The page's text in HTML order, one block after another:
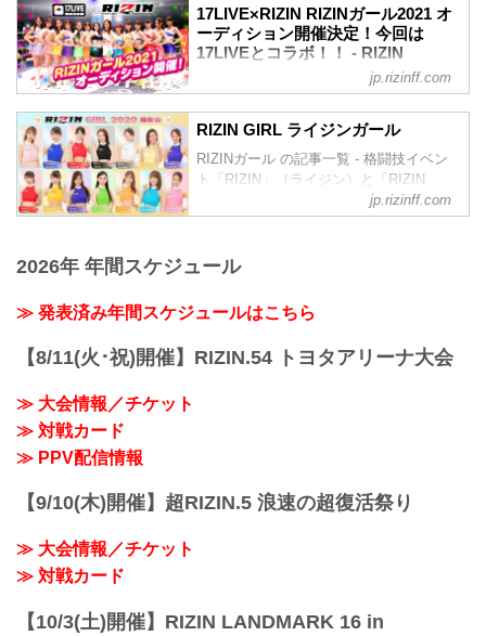
MISSCON 2021』での合格者2名と主催者
推薦枠を含め、最終的には11〜13名とな
る予定だ。
応募総数は約3,000人！イチナナライバー
達がガチイベントに参加！
この【17LIVE×RIZIN RIZINガールオーデ
ィション 20...
『未来のグラビアスターNo.1の発掘』を
コンセプトにGRAVURE MISSCON 2021
とコラボした「RIZINガール2021」オー
今秋開催予定の大会にて、RIZINガールに
切りは2021年6月20日（日）まで！RIZIN
ガールになれるチャンス！ふるってご応
募下さい！
ル2021」オーディションの詳しい内容は
17LIVE×RIZIN RIZINガール2021 オ
ーディション開催決定！今回は
17LIVEとコラボ！！ - RIZIN
FIGHTING FEDERATION オフィシ
ャルサイト
RIZINのリングを彩り盛り上げる
【17LIVE×RIZIN RIZINガールオーディシ
ョン 2021】の開催が決定！
今回のオーディションはライブ配信アプ
リ「17LIVE（イチナナ）」とコラボレー
ールオーディション 2021】に応募しよ
17LIVE×RIZIN RIZINガールオーディショ
ン 2021 オーディション概要
今回は、「17LIVE」で実施！「17LIVE」
アプリ内のイベント...
jp.rizinff.com
RIZIN GIRL ライジンガール
RIZINガール の記事一覧 - 格闘技イベン
ト「RIZIN」（ライジン）と「RIZIN
FIGHTING FEDERATION」（ライジン
ファイティング フェデレーション）の情
す。
jp.rizinff.com
2026年 年間スケジュール
≫ 発表済み年間スケジュールはこちら
【8/11(火･祝)開催】RIZIN.54 トヨタアリーナ大会
≫ 大会情報／チケット
≫ 対戦カード
≫ PPV配信情報
【9/10(木)開催】超RIZIN.5 浪速の超復活祭り
≫ 大会情報／チケット
≫ 対戦カード
【10/3(土)開催】RIZIN LANDMARK 16 in